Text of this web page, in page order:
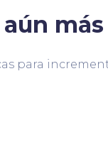
aún
para